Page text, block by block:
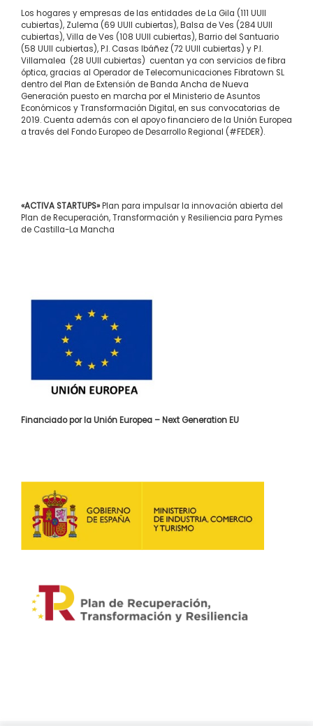
Los hogares y empresas de las entidades de La Gila (111 UUII
cubiertas), Zulema (69 UUII cubiertas), Balsa de Ves (284 UUII
cubiertas), Villa de Ves (108 UUII cubiertas), Barrio del Santuario
(58 UUII cubiertas), P.I. Casas Ibáñez (72 UUII cubiertas) y P.I.
Villamalea (28 UUII cubiertas) cuentan ya con servicios de fibra
óptica, gracias al Operador de Telecomunicaciones Fibratown SL
dentro del Plan de Extensión de Banda Ancha de Nueva
Generación puesto en marcha por el Ministerio de Asuntos
Económicos y Transformación Digital, en sus convocatorias de
2019. Cuenta además con el apoyo financiero de la Unión Europea
a través del Fondo Europeo de Desarrollo Regional (#FEDER).
«ACTIVA STARTUPS»Plan para impulsar la innovación abierta del
Plan de Recuperación, Transformación y Resiliencia para Pymes
de Castilla-La Mancha
Financiado por la Unión Europea – Next Generation EU